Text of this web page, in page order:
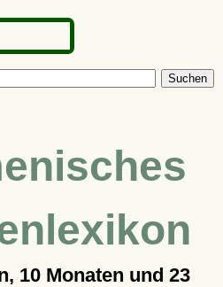
Suchen
10 Monaten und 23